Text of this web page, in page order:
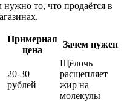
нужно то, что продаётся в
Примерная
цена
Зачем нужен
20-30
рублей
Щёлочь
расщепляет
жир на
молекулы